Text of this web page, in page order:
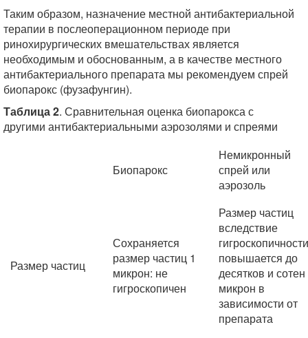
Таким образом, назначение местной антибактериальной
терапии в послеоперационном периоде при
ринохирургических вмешательствах является
необходимым и обоснованным, а в качестве местного
антибактериального препарата мы рекомендуем спрей
биопарокс (фузафунгин).
Таблица 2. Сравнительная оценка биопарокса с
другими антибактериальными аэрозолями и спреями
Биопарокс
Немикронный
спрей или
аэрозоль
Размер частиц
Сохраняется
размер частиц 1
микрон: не
гигроскопичен
Размер частиц
вследствие
гигроскопичности
повышается до
десятков и сотен
микрон в
зависимости от
препарата